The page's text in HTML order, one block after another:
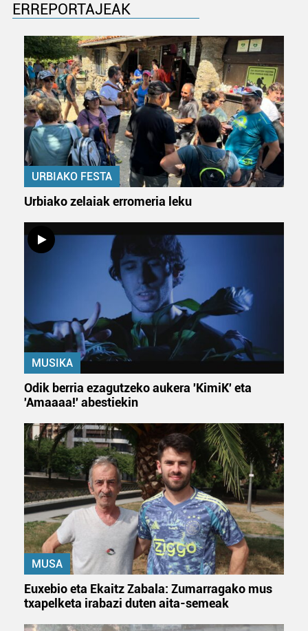
ERREPORTAJEAK
URBIAKO FESTA
Urbiako zelaiak erromeria leku
MUSIKA
Odik berria ezagutzeko aukera 'KimiK' eta
'Amaaaa!' abestiekin
MUSA
Euxebio eta Ekaitz Zabala: Zumarragako mus
txapelketa irabazi duten aita-semeak